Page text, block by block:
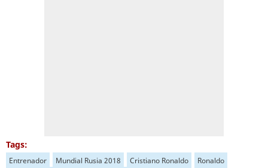
Tags:
Entrenador Mundial Rusia 2018 Cristiano Ronaldo Ronaldo